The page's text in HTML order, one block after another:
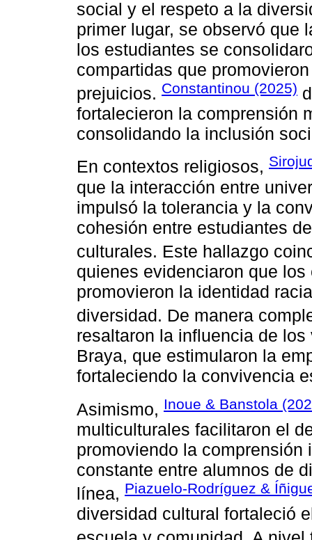
social y el respeto a la
primer lugar, se observó que
los estudiantes se
compartidas que
prejuicios. Constantinou (2025)
fortalecieron la comprensión
consolidando la inclusión
En contextos religiosos,
que la interacción entre
impulsó la tolerancia y la
cohesión entre estudiantes
culturales. Este hallazgo
quienes evidenciaron que
promovieron la identidad
diversidad. De manera
resaltaron la influencia de
Braya, que estimularon la
fortaleciendo la convivencia
Asimismo, Inoue & Banstola
multiculturales facilitaron el
promoviendo la
constante entre alumnos de
línea, Piazuelo-Rodríguez &
diversidad cultural fortaleció